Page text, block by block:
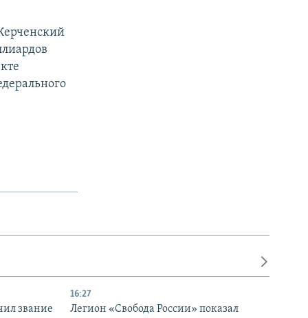
звание
16:27
Легион «Свобода России» показал